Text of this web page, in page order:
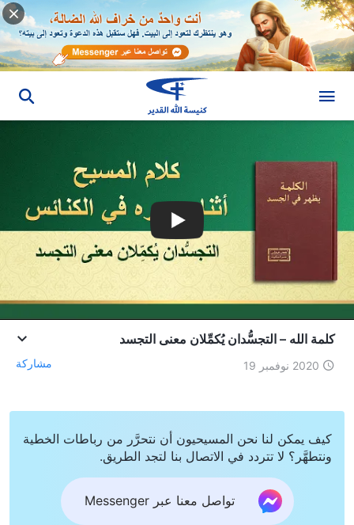
كلمة الله – التجسُّدان يُكمِّلان معنى التجسد‎
2020 نوفمبر 19 مشاركة
كيف يمكن لنا نحن المسيحيون أن نتحرَّر من رباطات الخطية
ونتطهَّر؟ لا تتردد في الاتصال بنا لتجد الطريق.
تواصل معنا عبر Messenger